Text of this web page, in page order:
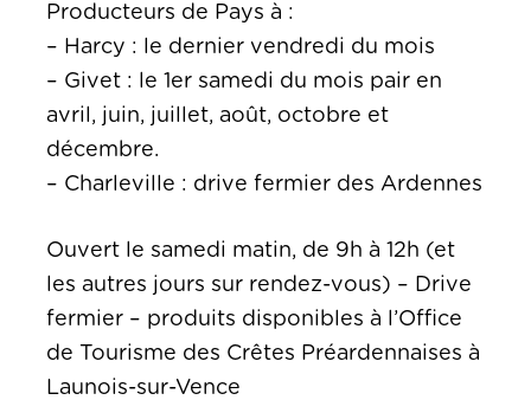
Producteurs de Pays à :
– Harcy : le dernier vendredi du mois
– Givet : le 1er samedi du mois pair en
avril, juin, juillet, août, octobre et
décembre.
– Charleville : drive fermier des Ardennes
Ouvert le samedi matin, de 9h à 12h (et
les autres jours sur rendez-vous) – Drive
fermier – produits disponibles à l’Office
de Tourisme des Crêtes Préardennaises à
Launois-sur-Vence